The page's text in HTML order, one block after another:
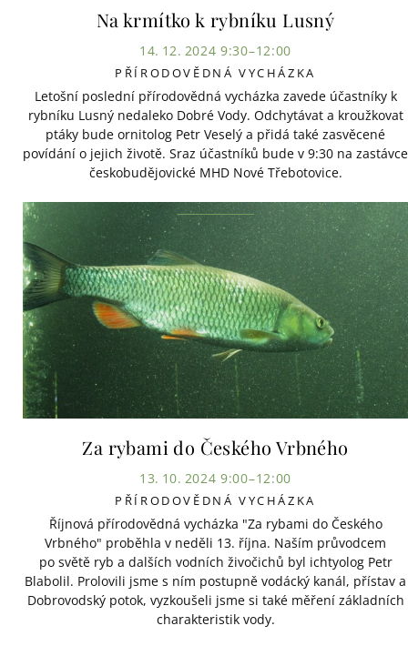
Na krmítko k rybníku Lusný
14. 12. 2024 9:30–12:00
PŘÍRODOVĚDNÁ VYCHÁZKA
Letošní poslední přírodovědná vycházka zavede účastníky k
rybníku Lusný nedaleko Dobré Vody. Odchytávat a kroužkovat
ptáky bude ornitolog Petr Veselý a přidá také zasvěcené
povídání o jejich životě. Sraz účastníků bude v 9:30 na zastávce
českobudějovické MHD Nové Třebotovice.
Za rybami do Českého Vrbného
13. 10. 2024 9:00–12:00
PŘÍRODOVĚDNÁ VYCHÁZKA
Říjnová přírodovědná vycházka "Za rybami do Českého
Vrbného" proběhla v neděli 13. října. Naším průvodcem
po světě ryb a dalších vodních živočichů byl ichtyolog Petr
Blabolil. Prolovili jsme s ním postupně vodácký kanál, přístav a
Dobrovodský potok, vyzkoušeli jsme si také měření základních
charakteristik vody.